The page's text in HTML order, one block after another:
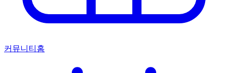
커뮤니티홈